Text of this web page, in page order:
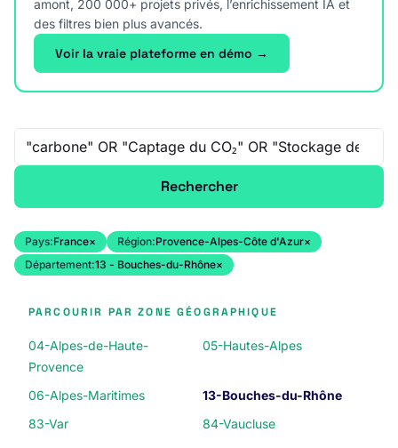
amont, 200 000+ projets privés, l’enrichissement IA et
des filtres bien plus avancés.
Voir la vraie plateforme en démo →
Recherche libre
Rechercher
Pays:France× Région:Provence-Alpes-Côte d'Azur×
Département:13 - Bouches-du-Rhône×
PARCOURIR PAR ZONE GÉOGRAPHIQUE
04-Alpes-de-Haute-
Provence
05-Hautes-Alpes
06-Alpes-Maritimes
13-Bouches-du-Rhône
83-Var
84-Vaucluse